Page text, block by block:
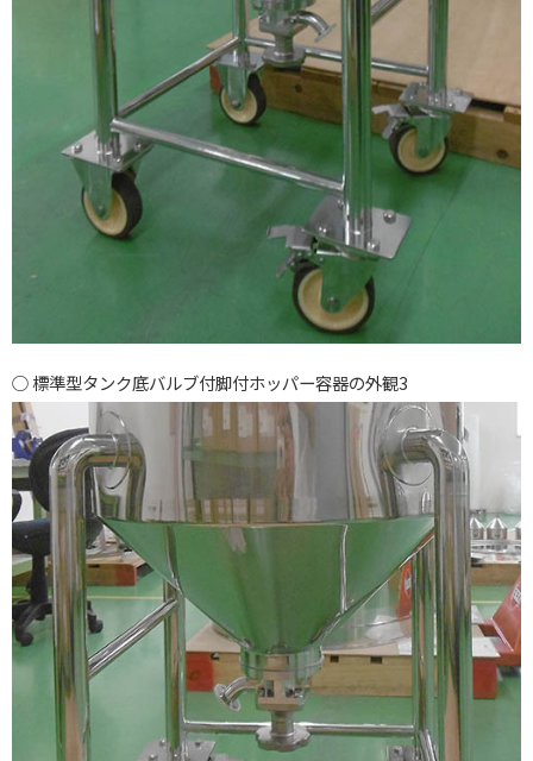
標準型タンク底バルブ付脚付ホッパー容器の外観3